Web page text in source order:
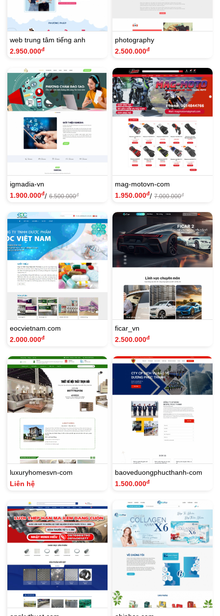
web trung tâm tiếng anh
2.950.000đ
photography
2.500.000đ
igmadia-vn
1.900.000đ/ 6.500.000đ
mag-motovn-com
1.950.000đ/ 7.000.000đ
eocvietnam.com
2.000.000đ
ficar_vn
2.500.000đ
luxuryhomesvn-com
Liên hệ
baoveduongphucthanh-com
1.500.000đ